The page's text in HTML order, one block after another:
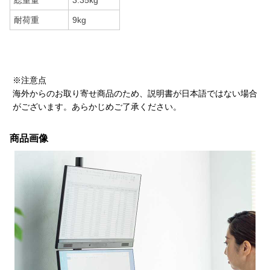
耐荷重 9kg
※注意点
海外からのお取り寄せ商品のため、説明書が日本語ではない場合
がございます。あらかじめご了承ください。
商品画像